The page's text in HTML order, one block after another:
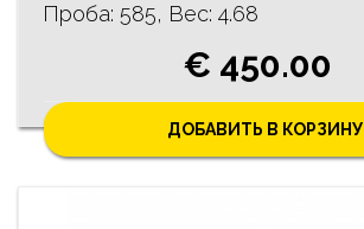
Проба: 585, Bес: 4.68
€ 450.00
ДОБАВИТЬ В КОРЗИНУ